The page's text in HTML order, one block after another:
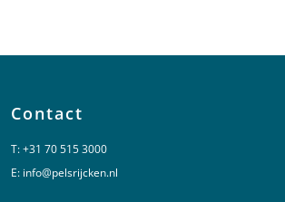
Contact
T:+31 70 515 3000
E: info@pelsrijcken.nl